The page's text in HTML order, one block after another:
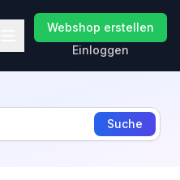
Webshop erstellen
Einloggen
Suche